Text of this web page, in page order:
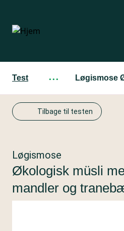
hovedindhold
Test ··· Løgismose
Tilbage til testen
Løgismose
Økologisk müsli
mandler og